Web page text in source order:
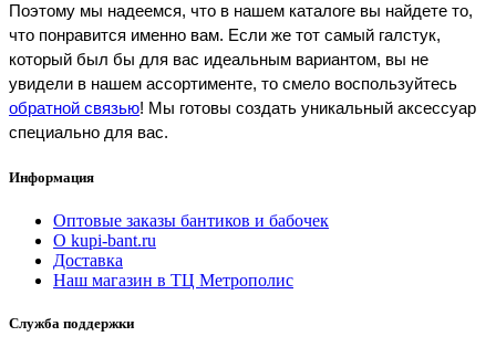
Поэтому мы надеемся, что в нашем каталоге вы найдете то,
что понравится именно вам. Если же тот самый галстук,
который был бы для вас идеальным вариантом, вы не
обратной связью! Мы готовы создать уникальный аксессуар
специально для вас.
Информация
Оптовые заказы бантиков и бабочек
О kupi-bant.ru
Доставка
Наш магазин в ТЦ Метрополис
Служба поддержки